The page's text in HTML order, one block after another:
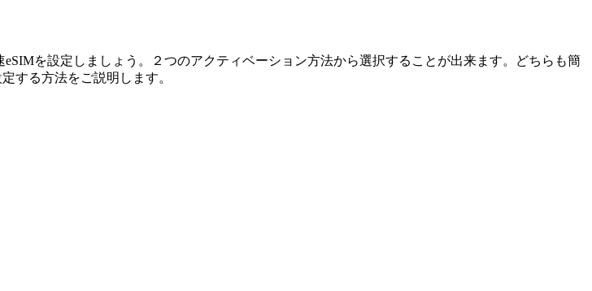
を設定しましょう。２つのアクティベーション方法から選択することが出来ます。どちらも簡
する方法をご説明します。